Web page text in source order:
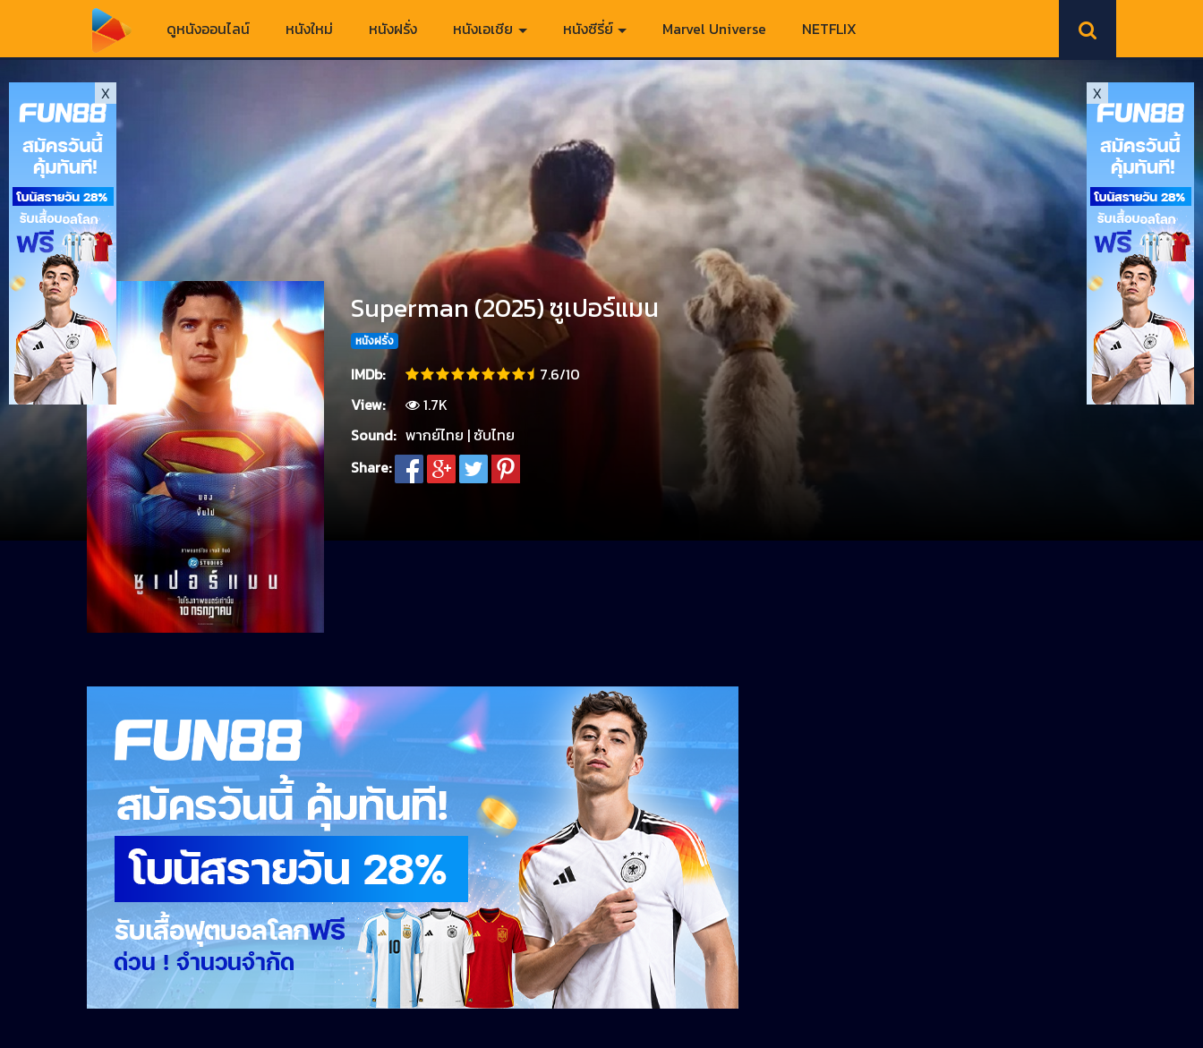
ดูหนังออนไลน์ หนังใหม่ หนังฝรั่ง หนังเอเชีย หนังซีรี่ย์ Marvel Universe NETFLIX
Superman (2025) ซูเปอร์แมน
หนังฝรั่ง
IMDb:
7.6/10
View:
1.7K
Sound: พากย์ไทย | ซับไทย
Share:
X X